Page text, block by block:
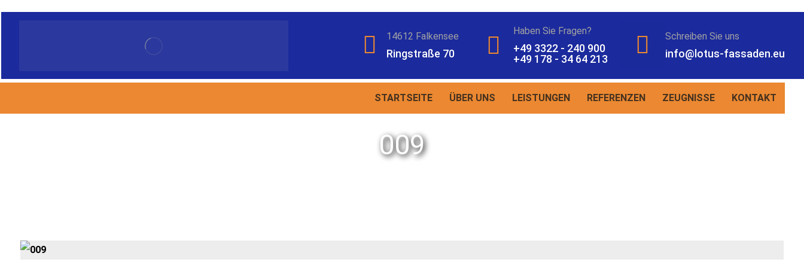
Schreiben Sie uns
info@lotus-fassaden.eu
Haben Sie Fragen?
+49 3322 - 240 900
+49 178 - 34 64 213
14612 Falkensee
Ringstraße 70
STARTSEITE ÜBER UNS LEISTUNGEN REFERENZEN ZEUGNISSE KONTAKT
009